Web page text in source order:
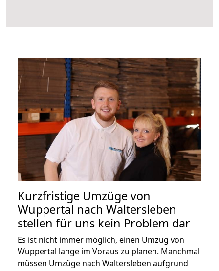
Kurzfristige Umzüge von
Wuppertal nach Waltersleben
stellen für uns kein Problem dar
Es ist nicht immer möglich, einen Umzug von
Wuppertal lange im Voraus zu planen. Manchmal
müssen Umzüge nach Waltersleben aufgrund